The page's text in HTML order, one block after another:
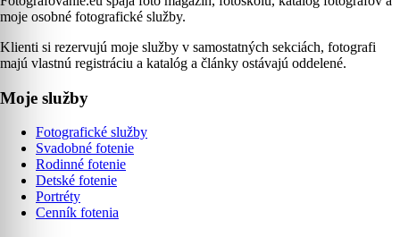
moje osobné fotografické služby.
Klienti si rezervujú moje služby v samostatných sekciách, fotografi
majú vlastnú registráciu a katalóg a články ostávajú oddelené.
Moje služby
Fotografické služby
Svadobné fotenie
Rodinné fotenie
Detské fotenie
Portréty
Cenník fotenia